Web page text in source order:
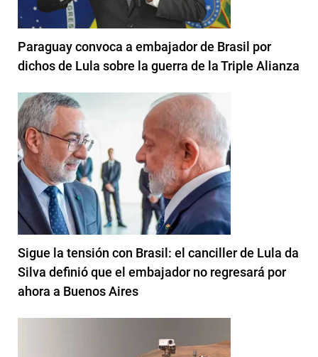
Paraguay convoca a embajador de Brasil por
dichos de Lula sobre la guerra de la Triple Alianza
Sigue la tensión con Brasil: el canciller de Lula da
Silva definió que el embajador no regresará por
ahora a Buenos Aires